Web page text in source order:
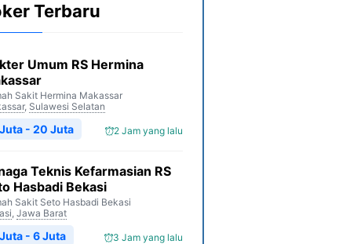
Terbaru
Umum RS Hermina
Sakit Hermina Makassar
, Sulawesi Selatan
2 Jam yang lalu
- 20 Juta
Teknis Kefarmasian RS
Hasbadi Bekasi
Sakit Seto Hasbadi Bekasi
, Jawa Barat
3 Jam yang lalu
- 6 Juta